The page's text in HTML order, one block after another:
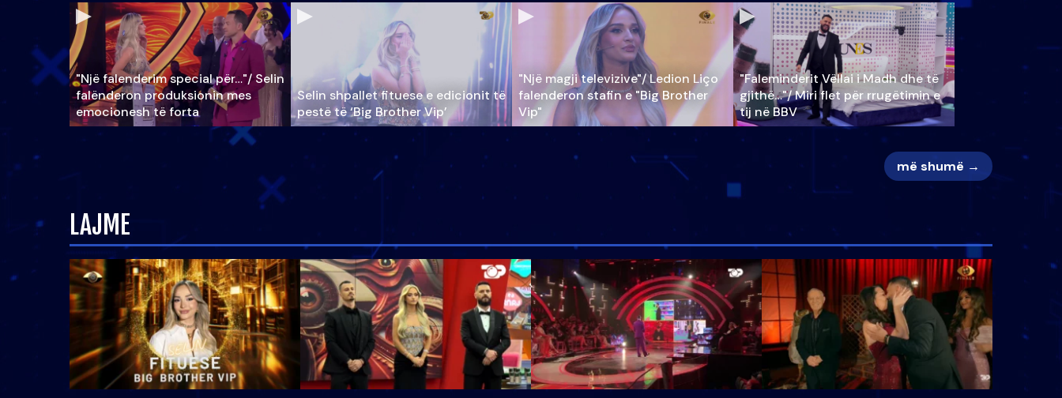
"Një falenderim special për…"/ Selin
falënderon produksionin mes
emocionesh të forta
Selin shpallet fituese e edicionit të
pestë të ‘Big Brother Vip’
"Një magji televizive"/ Ledion Liço
falenderon stafin e "Big Brother
Vip"
"Faleminderit Vëllai i Madh dhe të
gjithë…"/ Miri flet për rrugëtimin e
tij në BBV
më shumë →
LAJME